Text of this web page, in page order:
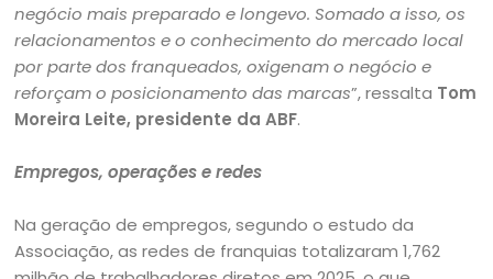
negócio mais preparado e longevo. Somado a isso, os
relacionamentos e o conhecimento do mercado local
por parte dos franqueados, oxigenam o negócio e
reforçam o posicionamento das marcas”, ressalta Tom
Moreira Leite, presidente da ABF.
Empregos, operações e redes
Na geração de empregos, segundo o estudo da
Associação, as redes de franquias totalizaram 1,762